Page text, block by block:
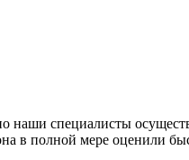
наши специалисты
в полной мере оценили